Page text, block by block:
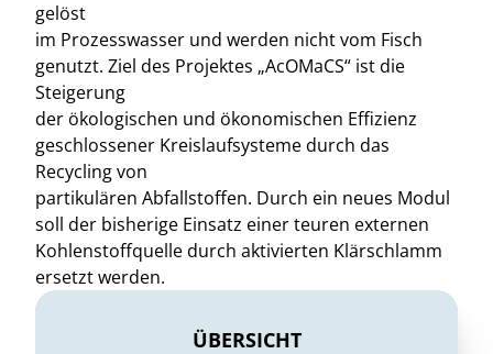
gelöst
im Prozesswasser und werden nicht vom Fisch
genutzt. Ziel des Projektes „AcOMaCS“ ist die
Steigerung
der ökologischen und ökonomischen Effizienz
geschlossener Kreislaufsysteme durch das
Recycling von
partikulären Abfallstoffen. Durch ein neues Modul
soll der bisherige Einsatz einer teuren externen
Kohlenstoffquelle durch aktivierten Klärschlamm
ersetzt werden.
ÜBERSICHT